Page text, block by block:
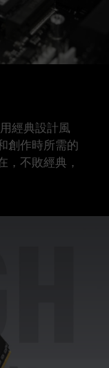
經典設計風
創作時所需的
，不敗經典，